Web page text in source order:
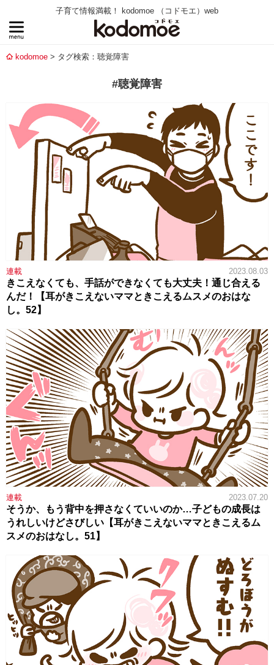
子育て情報満載！ kodomoe （コドモエ）web
kodomoe タグ検索：聴覚障害
#聴覚障害
連載 2023.08.03
きこえなくても、手話ができなくても大丈夫！通じ合える
んだ！【耳がきこえないママときこえるムスメのおはな
し。52】
連載 2023.07.20
そうか、もう背中を押さなくていいのか…子どもの成長は
うれしいけどさびしい【耳がきこえないママときこえるム
スメのおはなし。51】